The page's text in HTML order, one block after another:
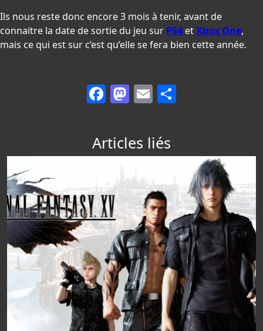
Ils nous reste donc encore 3 mois à tenir, avant de
connaitre la date de sortie du jeu sur PS4 etXbox One,
mais ce qui est sur c’est qu’elle se fera bien cette année.
Facebook
Mastodon
Email
Articles liés